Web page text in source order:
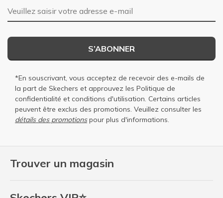
Trouver un magasin
Adresse e-mail
S’ABONNER
*En souscrivant, vous acceptez de recevoir des e-mails de
la part de Skechers et approuvez les Politique de
confidentialité et conditions d'utilisation. Certains articles
peuvent être exclus des promotions. Veuillez consulter les
détails des promotionspour plus d'informations.